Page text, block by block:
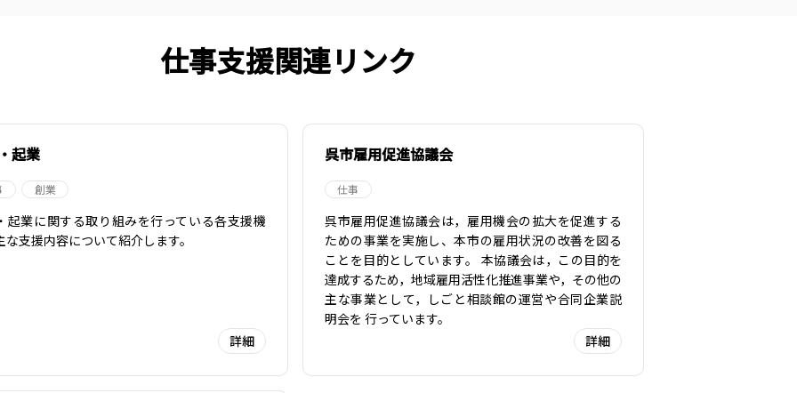
仕事支援関連リンク
起業
創業
起業に関する取り組みを行っている各支援機
な支援内容について紹介します。
詳細
呉市雇用促進協議会
仕事
呉市雇用促進協議会は，雇用機会の拡大を促進する
ための事業を実施し、本市の雇用状況の改善を図る
ことを目的としています。 本協議会は，この目的を
達成するため，地域雇用活性化推進事業や，その他の
主な事業として，しごと相談館の運営や合同企業説
明会を 行っています。
詳細